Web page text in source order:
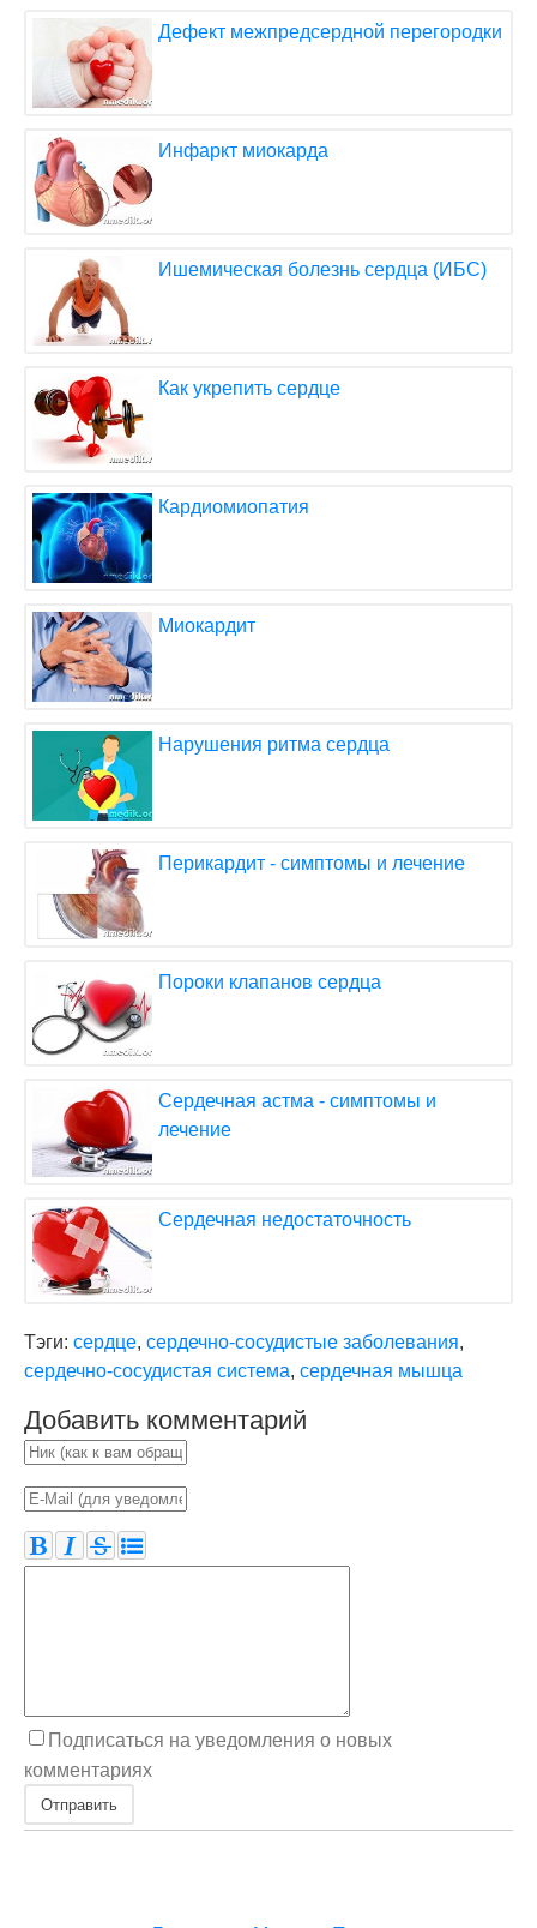
Дефект межпредсердной перегородки
Инфаркт миокарда
Ишемическая болезнь сердца (ИБС)
Как укрепить сердце
Кардиомиопатия
Миокардит
Нарушения ритма сердца
Перикардит - симптомы и лечение
Пороки клапанов сердца
Сердечная астма - симптомы и
лечение
Сердечная недостаточность
Тэги: сердце, сердечно-сосудистые заболевания,
сердечно-сосудистая система, сердечная мышца
Добавить комментарий
Подписаться на уведомления о новых
комментариях
Отправить